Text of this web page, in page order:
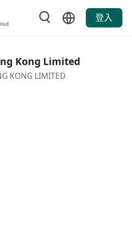
登入
Kong Limited
KONG LIMITED